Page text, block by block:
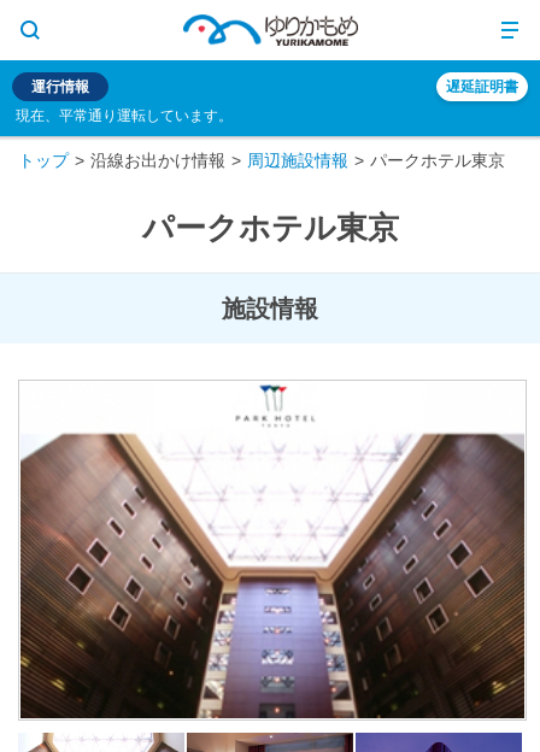
運行情報
現在、平常通り運転しています。
遅延証明書
トップ 沿線お出かけ情報 周辺施設情報 パークホテル東京
パークホテル東京
施設情報